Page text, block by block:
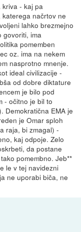
kriva - kaj pa
načrtov ne
lahko brezmejno
govoriti, ima
pomemben
oz. ima na nekem
nasprotno mnenje.
ideal civilizacije -
od dobre diktature
je bilo pod
- očitno je bil to
Demokratična EMA je
je Omar sploh
raja, bi zmagal) -
kaj odpoje. Zelo
da postane
pomembno. Jeb**
le v tej navidezni
ne uporabi biča, ne